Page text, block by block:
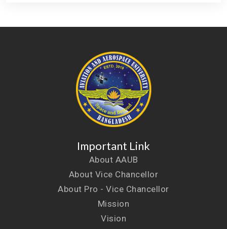
Important Link
About AAUB
About Vice Chancellor
About Pro - Vice Chancellor
Mission
Vision